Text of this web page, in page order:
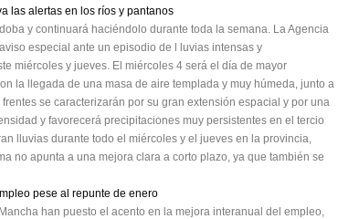
las alertas en los ríos y pantanos
y continuará haciéndolo durante toda la semana. La Agencia
especial ante un episodio de l luvias intensas y
miércoles y jueves. El miércoles 4 será el día de mayor
la llegada de una masa de aire templada y muy húmeda, junto a
se caracterizarán por su gran extensión espacial y por una
y favorecerá precipitaciones muy persistentes en el tercio
lluvias durante todo el miércoles y el jueves en la provincia,
no apunta a una mejora clara a corto plazo, ya que también se
pese al repunte de enero
han puesto el acento en la mejora interanual del empleo,